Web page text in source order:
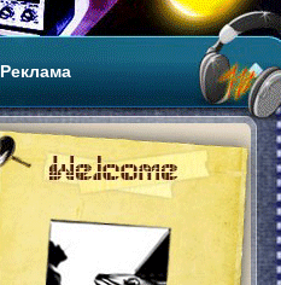
Реклама